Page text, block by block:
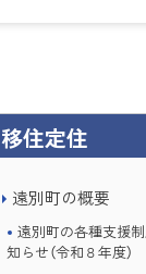
移住定住
遠別町の概要
遠別町の各種支援
知らせ（令和８年度）